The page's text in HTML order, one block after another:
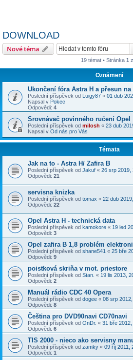
DOWNLOAD
Nové téma
19 témat • Stránka 1 z
Oznámení
Ukončení fóra Astra H a přesun
Poslední příspěvek od Luigy87 « 01 dub
Napsal v Pokec
Odpovědi: 4
Srovnávač povinného ručení Opel
Poslední příspěvek od milosh « 23 dub
Napsal v Od nás pro Vás
Témata
Jak na to - Astra H/ Zafira B
Poslední příspěvek od Jakuf « 26 srp 2019,
Odpovědi: 21
servisna knizka
Poslední příspěvek od tomax « 22 dub
Odpovědi: 22
Opel Astra H - technická data
Poslední příspěvek od kamokore « 19 led
Odpovědi: 3
Opel zafira B 1,8 problém
Poslední příspěvek od shane541 « 25 bře
Odpovědi: 9
poistková skriňa v mot. priestore
Poslední příspěvek od Stan. « 19 lis 2013,
Odpovědi: 2
Manuál rádio CDC 40 Opera
Poslední příspěvek od dogee « 08 srp
Odpovědi: 8
Čeština pro DVD90navi CD70navi
Poslední příspěvek od OnDr. « 31 bře
Odpovědi: 6
TIS 2000 - nieco ako servisny
Poslední příspěvek od zamky « 09 říj 2011,
Odpovědi: 1